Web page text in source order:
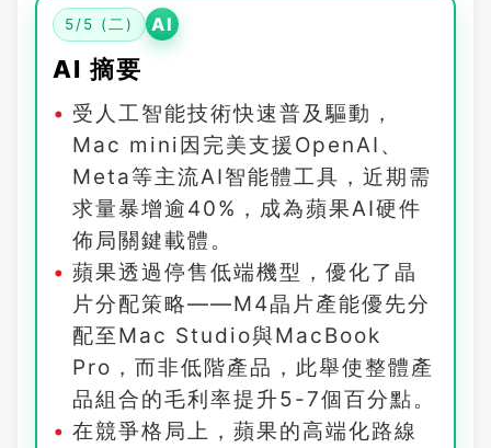
5/5 (二) AI
AI 摘要
受人工智能技術快速普及驅動，
Mac mini因完美支援OpenAI、
Meta等主流AI智能體工具，近期需
求量暴增逾40%，成為蘋果AI硬件
佈局關鍵載體。
蘋果透過停售低端機型，優化了晶
片分配策略——M4晶片產能優先分
配至Mac Studio與MacBook
Pro，而非低階產品，此舉使整體產
品組合的毛利率提升5-7個百分點。
在競爭格局上，蘋果的高端化路線